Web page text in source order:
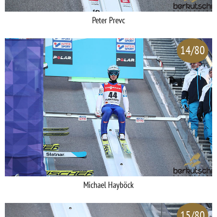
Peter Prevc
14/80
Michael Hayböck